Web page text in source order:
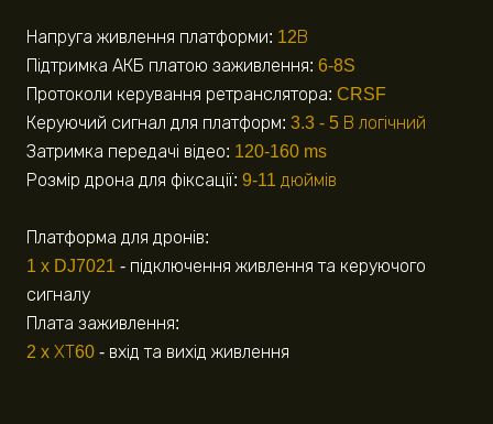
Напруга живлення платформи: 12В
Підтримка АКБ платою заживлення: 6-8S
Протоколи керування ретранслятора: CRSF
Керуючий сигнал для платформ: 3.3 - 5 В логічний
Затримка передачі відео: 120-160 ms
Розмір дрона для фіксації: 9-11 дюймів
Платформа для дронів:
1 x DJ7021 - підключення живлення та керуючого
сигналу
Плата заживлення:
2 x ХТ60 - вхід та вихід живлення